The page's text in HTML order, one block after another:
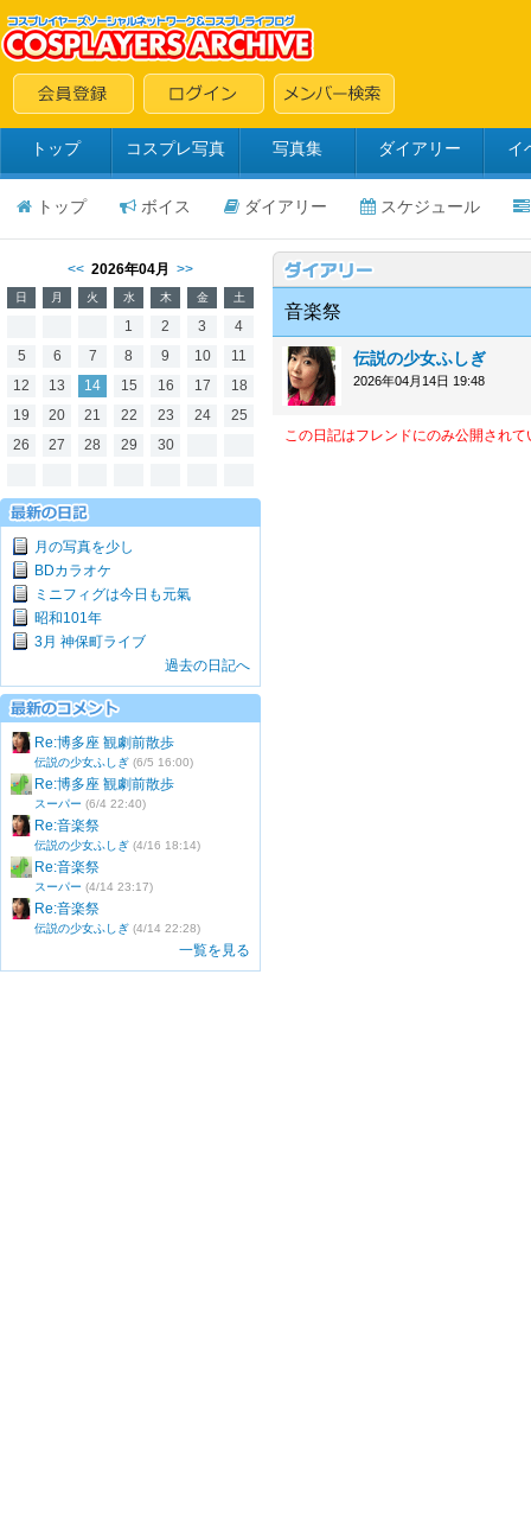
トップ コスプレ写真 写真集 ダイアリー イ
トップ ボイス ダイアリー スケジュール
<< 2026年04月 >>
日 月 火 水 木 金 土
1 2 3
4
5
6 7 8 9 10
11
12
13 14 15 16 17
18
19
20 21 22 23 24
25
26
27 28 29 30
月の写真を少し
BDカラオケ
ミニフィグは今日も元氣
昭和101年
3月 神保町ライブ
過去の日記へ
Re:博多座 観劇前散歩
伝説の少女ふしぎ (6/5 16:00)
Re:博多座 観劇前散歩
スーパー (6/4 22:40)
Re:音楽祭
伝説の少女ふしぎ (4/16 18:14)
Re:音楽祭
スーパー (4/14 23:17)
Re:音楽祭
伝説の少女ふしぎ (4/14 22:28)
一覧を見る
音楽祭
伝説の少女ふしぎ
2026年04月14日 19:48
この日記はフレンドにのみ公開されて